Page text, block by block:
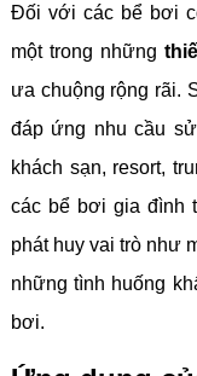
Đối với các bể bơi
một trong những
ưa chuộng rộng rãi.
đáp ứng nhu cầu
khách sạn, resort,
các bể bơi gia đình
phát huy vai trò như
những tình huống
bơi.